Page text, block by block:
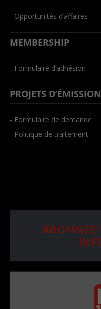
- Opportunités d’affaires
MEMBERSHIP
- Formulaire d’adhésion
PROJETS D’ÉMISSION
- Formulaire de demande
- Politique de traitement